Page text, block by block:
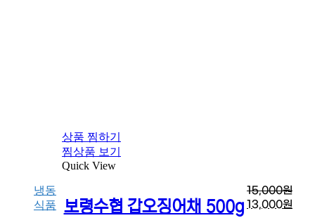
상품 찜하기
찜상품 보기
Quick View
냉동
식품
보령수협 갑오징어채 500g
15,000원
13,000원